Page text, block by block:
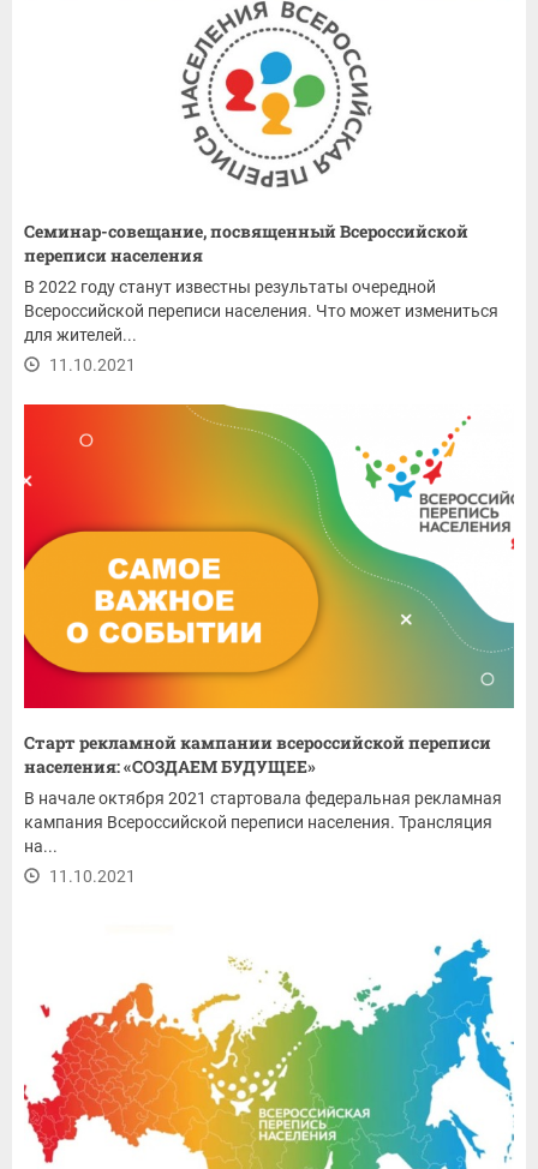
Семинар-совещание, посвященный Всероссийской
переписи населения
В 2022 году станут известны результаты очередной
Всероссийской переписи населения. Что может измениться
для жителей...
11.10.2021
Старт рекламной кампании всероссийской переписи
населения: «СОЗДАЕМ БУДУЩЕЕ»
В начале октября 2021 стартовала федеральная рекламная
кампания Всероссийской переписи населения. Трансляция
на...
11.10.2021